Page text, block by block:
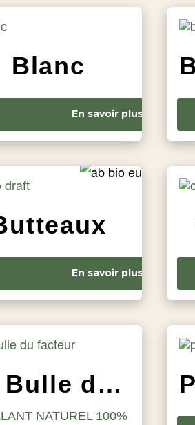
Blanc
En savoir plus
En savoir plus
La Bulle du Facteur
NATUREL 100%